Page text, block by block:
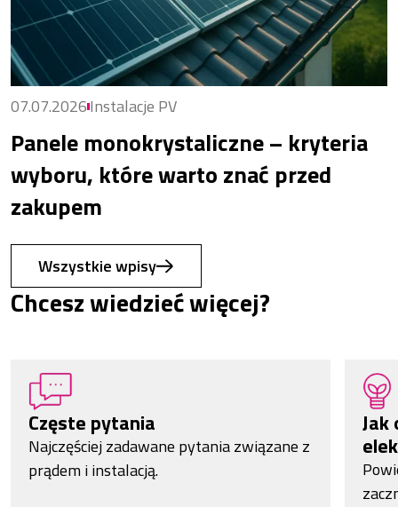
07.07.2026Instalacje PV
Panele monokrystaliczne – kryteria
wyboru, które warto znać przed
zakupem
Wszystkie wpisy
Chcesz wiedzieć więcej?
Częste pytania
Najczęściej zadawane pytania związane z
prądem i instalacją.
Jak